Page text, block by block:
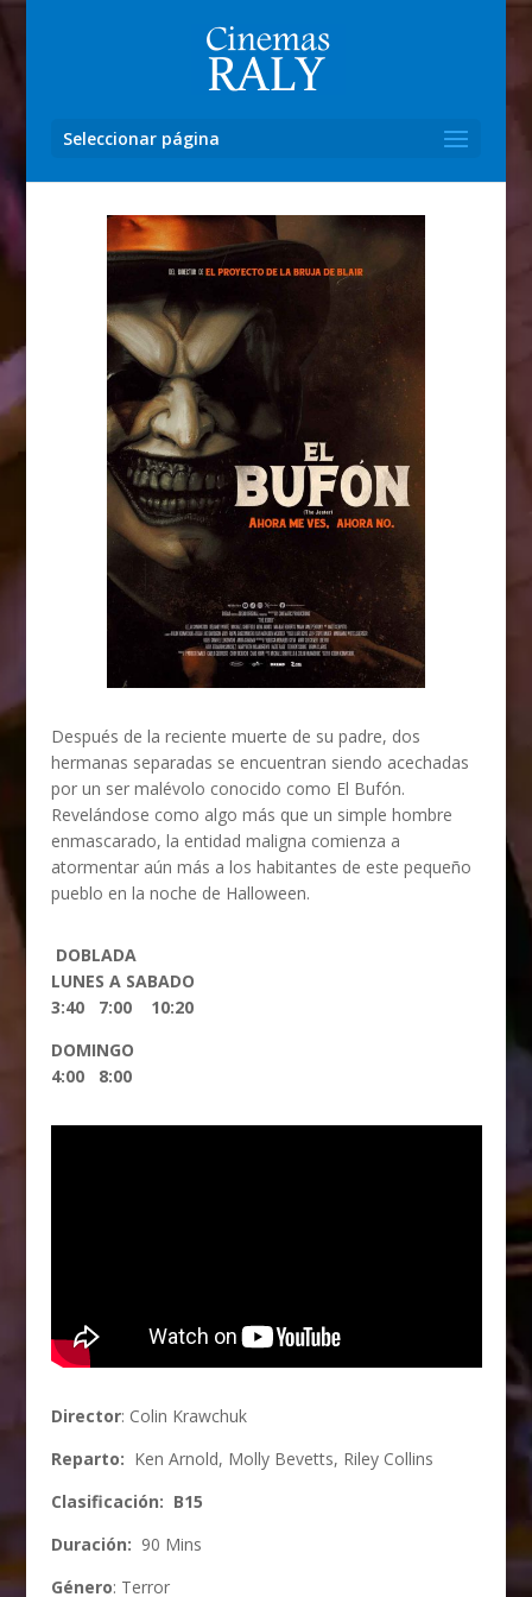
Seleccionar página
Después de la reciente muerte de su padre, dos
hermanas separadas se encuentran siendo acechadas
por un ser malévolo conocido como El Bufón.
Revelándose como algo más que un simple hombre
enmascarado, la entidad maligna comienza a
atormentar aún más a los habitantes de este pequeño
pueblo en la noche de Halloween.
DOBLADA
LUNES A SABADO
3:40 7:00 10:20
DOMINGO
4:00 8:00
Director: Colin Krawchuk
Reparto: Ken Arnold, Molly Bevetts, Riley Collins
Clasificación: B15
Duración: 90 Mins
Género: Terror